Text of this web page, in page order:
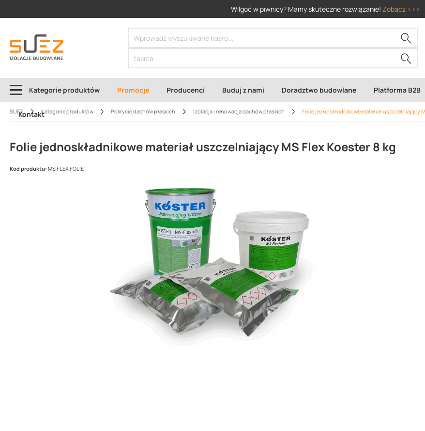
Wilgoć w piwnicy? Mamy skuteczne rozwiązanie! Zobacz >>>
Kategorie produktów Promocje Producenci Buduj z nami Doradztwo budowlane Platforma B2B
Kontakt
SUEZ Kategorie produktów Pokrycie dachów płaskich Izolacja i renowacja dachów płaskich Folie jednoskładnikowe materiał uszczelniający
Folie jednoskładnikowe materiał uszczelniający MS Flex Koester 8 kg
Kod produktu: MS FLEX FOLIE